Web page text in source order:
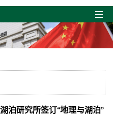
泊研究所签订“地理与湖泊”